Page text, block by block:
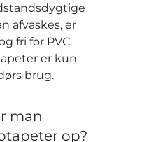
afvaskes, er
fri for PVC.
er kun
brug.
man
op?